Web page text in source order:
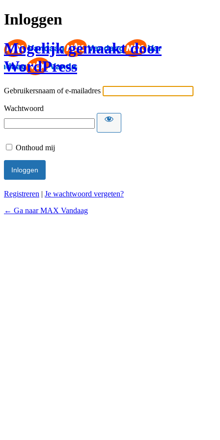
Inloggen
Mogelijk gemaakt door
WordPress
Gebruikersnaam of e-mailadres
Wachtwoord
Onthoud mij
Registreren | Je wachtwoord vergeten?
← Ga naar MAX Vandaag